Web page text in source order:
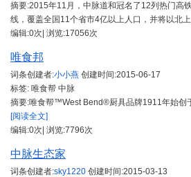
摘要:2015年11月，中脉道和冠名了12列热门高
线，覆盖全国11个省市4亿以上人口，并将以北
编辑:0次| 浏览:17056次
唯食邦
词条创建者:小小燕 创建时间:2015-06-17
标签: 唯食帮 中脉
摘要:唯食帮™West Bend®厨具品牌1911年始创
[阅读全文]
编辑:0次| 浏览:7796次
中脉生态家
词条创建者:sky1220 创建时间:2015-03-13